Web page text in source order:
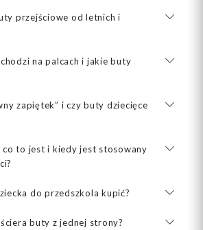
przejściowe od letnich i
na palcach i jakie buty
zapiętek” i czy buty dziecięce
co to jest i kiedy jest stosowany
do przedszkola kupić?
buty z jednej strony?